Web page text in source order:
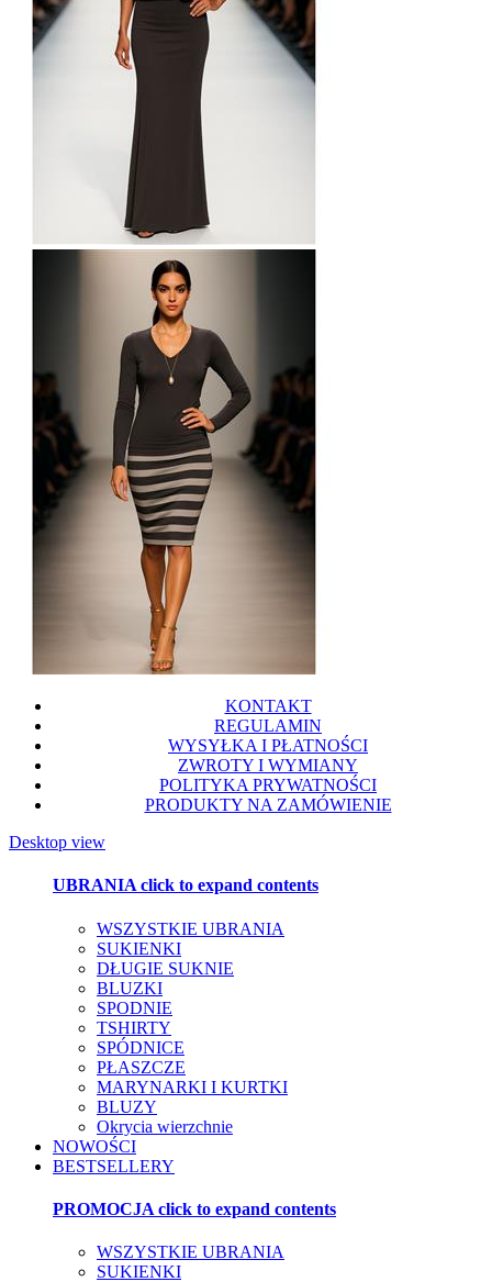
KONTAKT
REGULAMIN
WYSYŁKA I PŁATNOŚCI
ZWROTY I WYMIANY
POLITYKA PRYWATNOŚCI
PRODUKTY NA ZAMÓWIENIE
Desktop view
UBRANIAclick to expand contents
WSZYSTKIE UBRANIA
SUKIENKI
DŁUGIE SUKNIE
BLUZKI
SPODNIE
TSHIRTY
SPÓDNICE
PŁASZCZE
MARYNARKI I KURTKI
BLUZY
Okrycia wierzchnie
NOWOŚCI
BESTSELLERY
PROMOCJA click to expand contents
WSZYSTKIE UBRANIA
SUKIENKI